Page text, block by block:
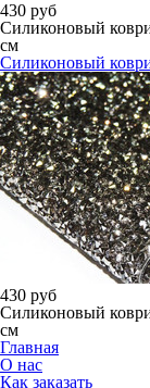
430 руб
Силиконовый
см
Силиконовый
430 руб
Силиконовый
см
Главная
О нас
Как заказать